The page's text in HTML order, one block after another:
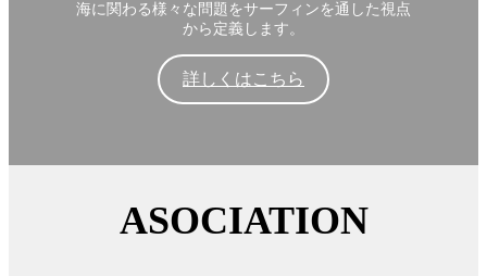
海に関わる様々な問題をサーフィンを通した視点
から定義します。
詳しくはこちら
ASOCIATION